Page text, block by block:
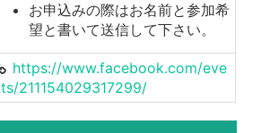
お申込みの際はお名前と参加希
望と書いて送信して下さい。
https://www.facebook.com/eve
211154029317299/